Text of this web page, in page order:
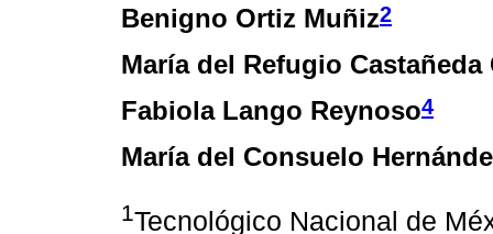
Benigno Ortiz Muñiz2
María del Refugio Castañeda
Fabiola Lango Reynoso4
María del Consuelo
1Tecnológico Nacional de